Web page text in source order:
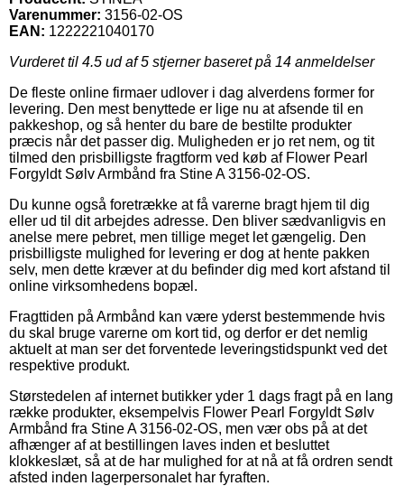
Varenummer: 3156-02-OS
EAN: 1222221040170
Vurderet til 4.5 ud af 5 stjerner baseret på 14 anmeldelser
De fleste online firmaer udlover i dag alverdens former for
levering. Den mest benyttede er lige nu at afsende til en
pakkeshop, og så henter du bare de bestilte produkter
præcis når det passer dig. Muligheden er jo ret nem, og tit
tilmed den prisbilligste fragtform ved køb af Flower Pearl
Forgyldt Sølv Armbånd fra Stine A 3156-02-OS.
Du kunne også foretrække at få varerne bragt hjem til dig
eller ud til dit arbejdes adresse. Den bliver sædvanligvis en
anelse mere pebret, men tillige meget let gængelig. Den
prisbilligste mulighed for levering er dog at hente pakken
selv, men dette kræver at du befinder dig med kort afstand til
online virksomhedens bopæl.
Fragttiden på Armbånd kan være yderst bestemmende hvis
du skal bruge varerne om kort tid, og derfor er det nemlig
aktuelt at man ser det forventede leveringstidspunkt ved det
respektive produkt.
Størstedelen af internet butikker yder 1 dags fragt på en lang
række produkter, eksempelvis Flower Pearl Forgyldt Sølv
Armbånd fra Stine A 3156-02-OS, men vær obs på at det
afhænger af at bestillingen laves inden et besluttet
klokkeslæt, så at de har mulighed for at nå at få ordren sendt
afsted inden lagerpersonalet har fyraften.